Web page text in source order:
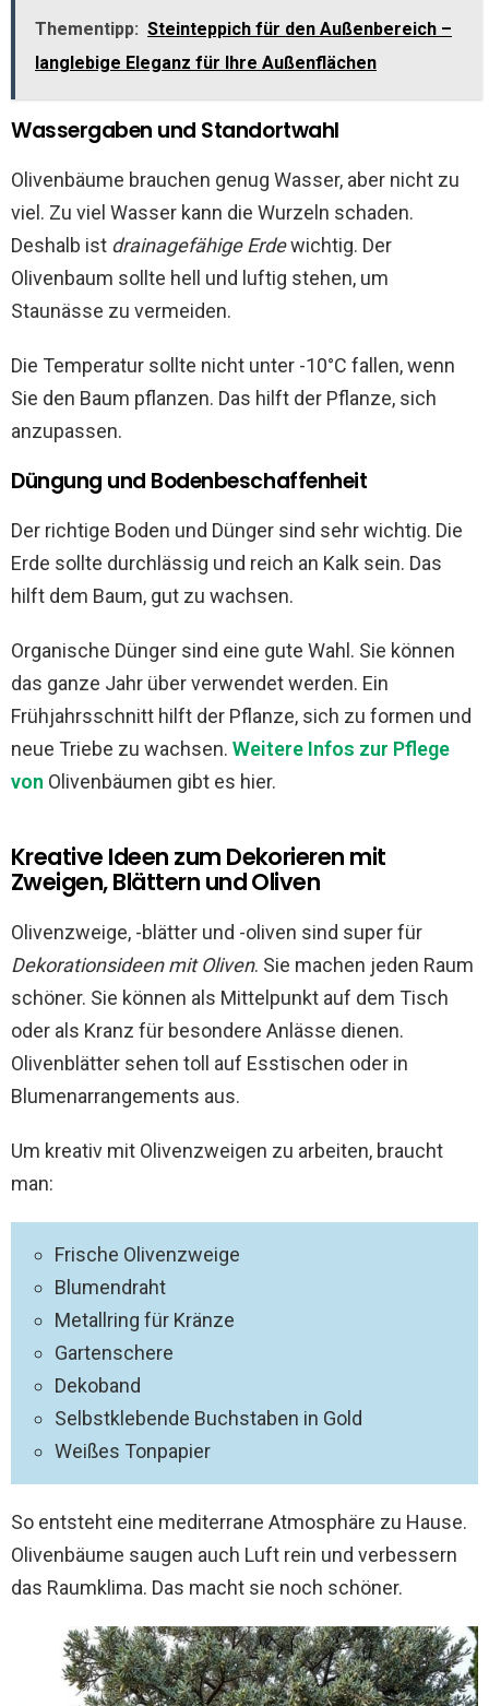
Thementipp: Steinteppich für den Außenbereich –
langlebige Eleganz für Ihre Außenflächen
Wassergaben und Standortwahl
Olivenbäume brauchen genug Wasser, aber nicht zu
viel. Zu viel Wasser kann die Wurzeln schaden.
Deshalb ist drainagefähige Erdewichtig. Der
Olivenbaum sollte hell und luftig stehen, um
Staunässe zu vermeiden.
Die Temperatur sollte nicht unter -10°C fallen, wenn
Sie den Baum pflanzen. Das hilft der Pflanze, sich
anzupassen.
Düngung und Bodenbeschaffenheit
Der richtige Boden und Dünger sind sehr wichtig. Die
Erde sollte durchlässig und reich an Kalk sein. Das
hilft dem Baum, gut zu wachsen.
Organische Dünger sind eine gute Wahl. Sie können
das ganze Jahr über verwendet werden. Ein
Frühjahrsschnitt hilft der Pflanze, sich zu formen und
neue Triebe zu wachsen. Weitere Infos zur Pflege
von Olivenbäumen gibt es hier.
Kreative Ideen zum Dekorieren mit
Zweigen, Blättern und Oliven
Olivenzweige, -blätter und -oliven sind super für
Dekorationsideen mit Oliven. Sie machen jeden Raum
schöner. Sie können als Mittelpunkt auf dem Tisch
oder als Kranz für besondere Anlässe dienen.
Olivenblätter sehen toll auf Esstischen oder in
Blumenarrangements aus.
Um kreativ mit Olivenzweigen zu arbeiten, braucht
man:
Frische Olivenzweige
Blumendraht
Metallring für Kränze
Gartenschere
Dekoband
Selbstklebende Buchstaben in Gold
Weißes Tonpapier
So entsteht eine mediterrane Atmosphäre zu Hause.
Olivenbäume saugen auch Luft rein und verbessern
das Raumklima. Das macht sie noch schöner.